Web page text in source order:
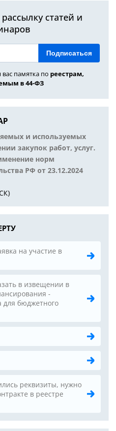
статей и
Подписаться
памятка по реестрам,
в 44-ФЗ
и используемых
закупок работ, услуг.
норм
РФ от 23.12.2024
на участие в
в извещении в
-
для бюджетного
реквизиты, нужно
в реестре